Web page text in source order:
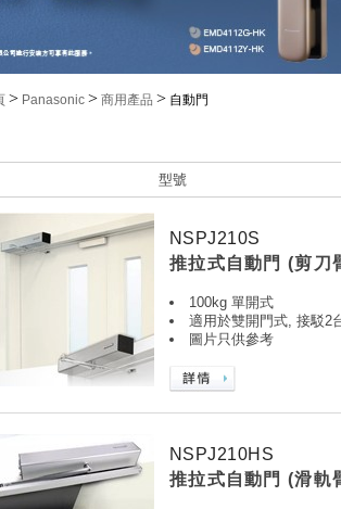
> Panasonic > 商用產品 > 自動門
型號
NSPJ210S
推拉式自動門 (剪刀
100kg 單開式
適用於雙開門式, 接駁2
圖片只供參考
NSPJ210HS
推拉式自動門 (滑軌